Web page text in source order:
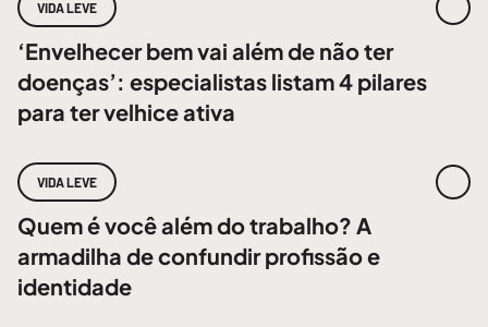
VIDA LEVE
‘Envelhecer bem vai além de não ter
doenças’: especialistas listam 4 pilares
para ter velhice ativa
VIDA LEVE
Quem é você além do trabalho? A
armadilha de confundir profissão e
identidade